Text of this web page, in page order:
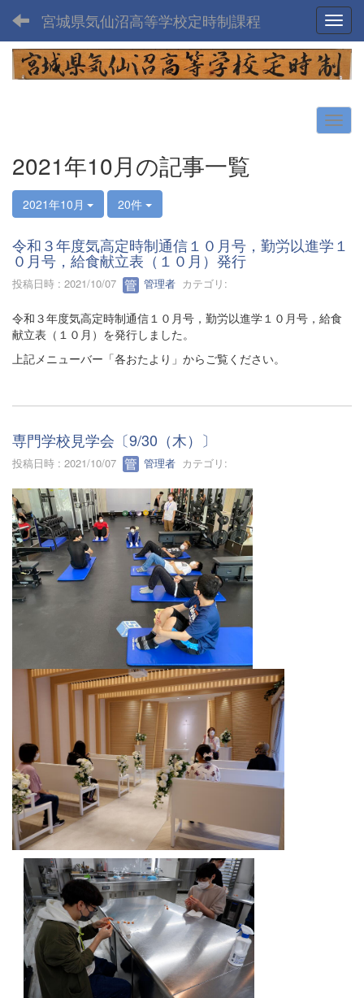
宮城県気仙沼高等学校定時制課程
2021年10月の記事一覧
2021年10月 20件
令和３年度気高定時制通信１０月号，勤労以進学１
０月号，給食献立表（１０月）発行
投稿日時 : 2021/10/07 管理者 カテゴリ:
令和３年度気高定時制通信１０月号，勤労以進学１０月号，給食
献立表（１０月）を発行しました。
上記メニューバー「各おたより」からご覧ください。
専門学校見学会〔9/30（木）〕
投稿日時 : 2021/10/07 管理者 カテゴリ: